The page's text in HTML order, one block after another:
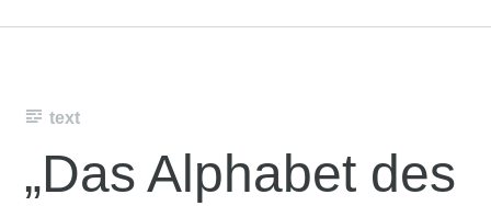
text
„Das Alphabet des